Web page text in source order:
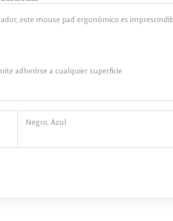
este mouse pad ergonómico es
adherirse a cualquier superficie
Negro, Azul